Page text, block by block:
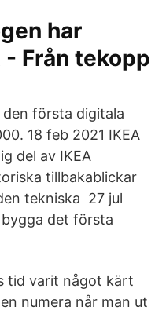
har
Från tekopp
första digitala
18 feb 2021 IKEA
del av IKEA
tillbakablickar
tekniska 27 jul
det första
tid varit något kärt
numera når man ut